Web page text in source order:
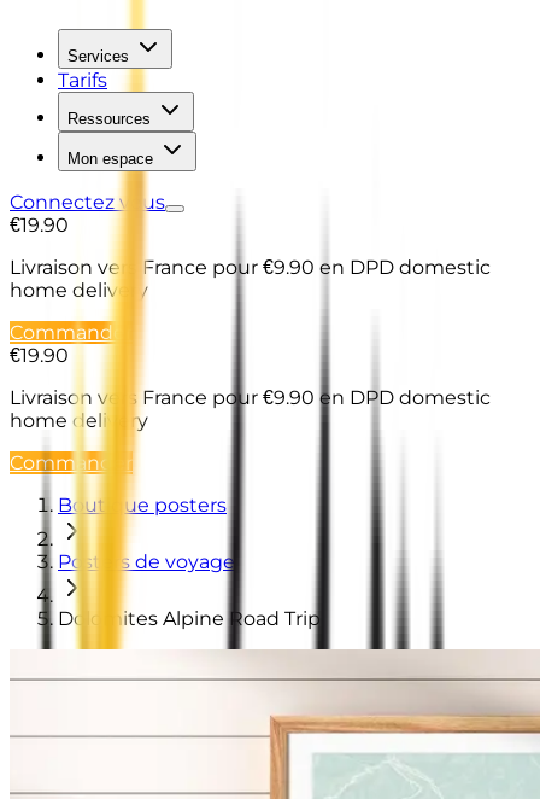
Services
Tarifs
Ressources
Mon espace
Connectez vous
€19.90
Livraison vers France pour €9.90 en DPD domestic
home delivery
Commander
€19.90
Livraison vers France pour €9.90 en DPD domestic
home delivery
Commander
Boutique posters
Posters de voyage
Dolomites Alpine Road Trip